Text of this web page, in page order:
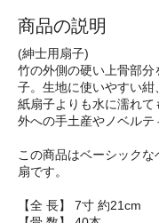
商品の説明
(紳士用扇子)
竹の外側の硬い上骨部
子。生地に使いやすい紺
紙扇子よりも水に濡れ
外への手土産やノベルテ
この商品はベーシック
扇です。
【全 長】 7寸 約21cm